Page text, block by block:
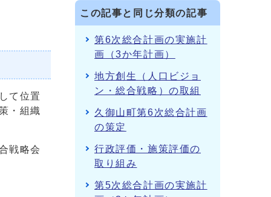
て位置
・組織
戦略会
この記事と同じ分類の記事
第6次総合計画の実施計
画（3か年計画）
地方創生（人口ビジョ
ン・総合戦略）の取組
久御山町第6次総合計画
の策定
行政評価・施策評価の
取り組み
第5次総合計画の実施計